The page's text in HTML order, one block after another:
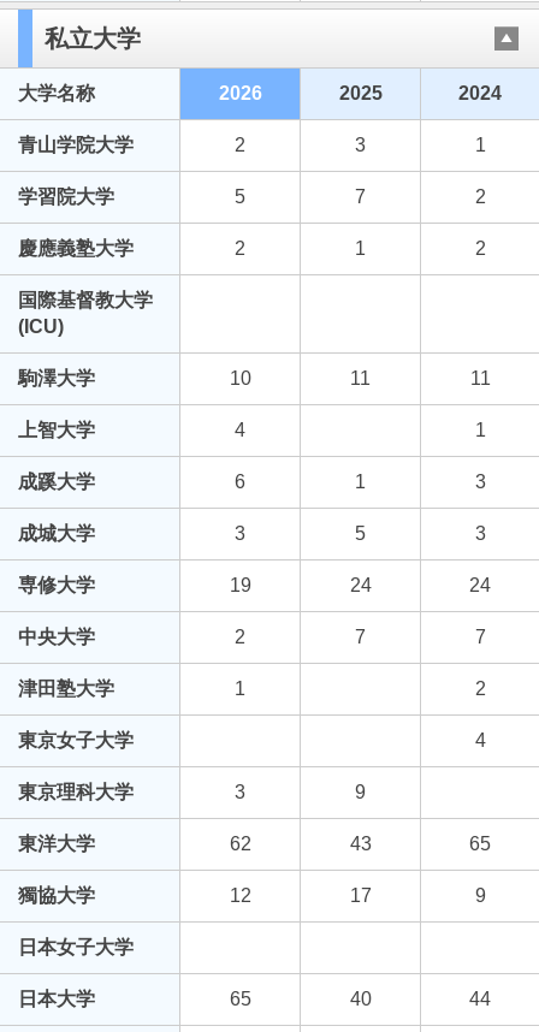
私立大学
大学名称 2026 2025 2024
青山学院大学 2 3 1
学習院大学 5 7 2
慶應義塾大学 2 1 2
国際基督教大学
(ICU)
駒澤大学 10 11 11
上智大学 4 1
成蹊大学 6 1 3
成城大学 3 5 3
専修大学 19 24 24
中央大学 2 7 7
津田塾大学 1 2
東京女子大学 4
東京理科大学 3 9
東洋大学 62 43 65
獨協大学 12 17 9
日本女子大学
日本大学 65 40 44